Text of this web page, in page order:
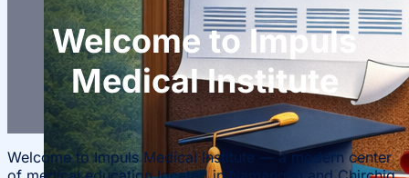
Welcome to Impuls
Medical Institute
Welcome to Impuls Medical Institute — a modern center